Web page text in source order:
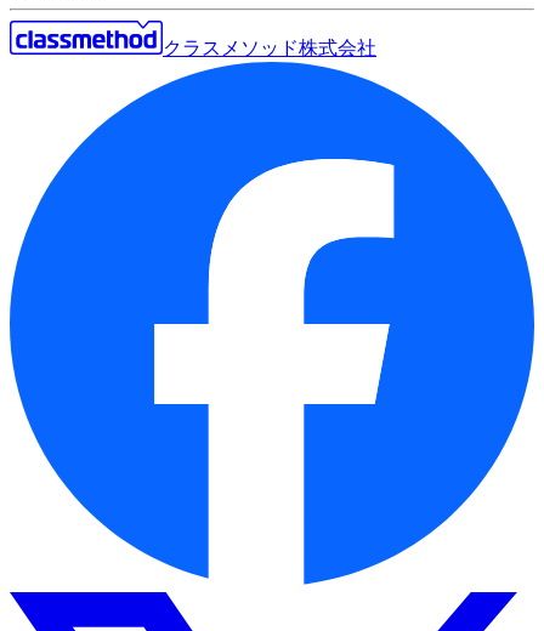
クラスメソッド株式会社